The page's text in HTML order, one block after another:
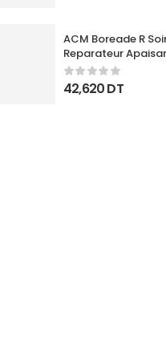
ACM Boreade R
Reparateur
40Ml
42,620DT